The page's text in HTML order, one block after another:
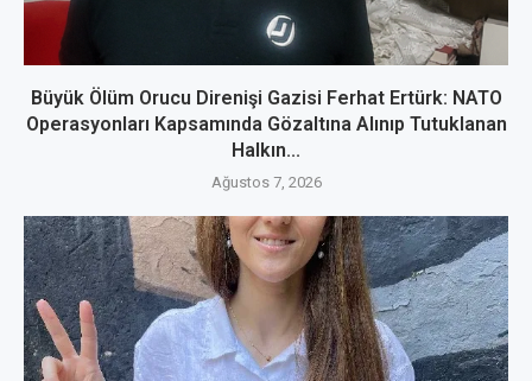
Büyük Ölüm Orucu Direnişi Gazisi Ferhat Ertürk: NATO
Operasyonları Kapsamında Gözaltına Alınıp Tutuklanan
Halkın...
Ağustos 7, 2026